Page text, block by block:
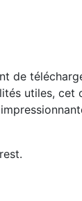
de
utiles, cet